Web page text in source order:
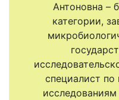
Антоновна –
категории,
специалист